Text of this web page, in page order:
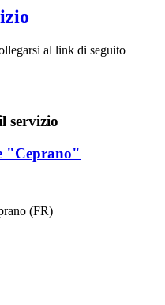
al link di seguito
servizio
"Ceprano"
(FR)